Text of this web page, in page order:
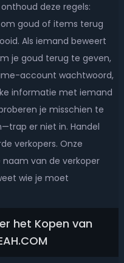
deze regels:
om goud of items terug
Als iemand beweert
je goud terug te geven,
account wachtwoord,
informatie met iemand
je misschien te
er niet in. Handel
verkopers. Onze
van de verkoper
wie je moet
het Kopen van